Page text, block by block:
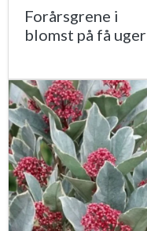
Forårsgrene i
blomst på få uger